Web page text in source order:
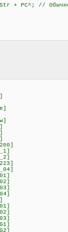
PC^; // Обычное